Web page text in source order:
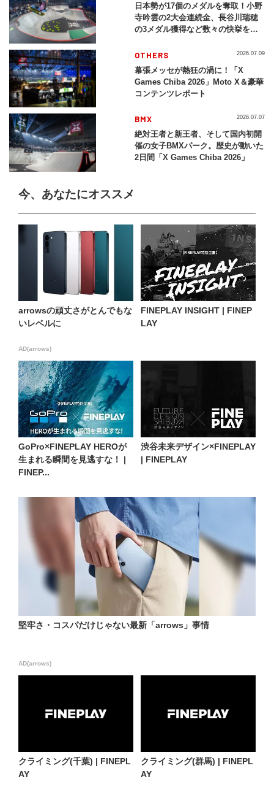
日本勢が17個のメダルを奪取！小野
寺吟雲の2大会連続金、長谷川瑞穂
の3メダル獲得など数々の快挙をプ
2026」
OTHERS
幕張メッセが熱狂の渦に！「X
Games Chiba 2026」Moto X＆豪華
コンテンツレポート
2026.07.09
BMX
絶対王者と新王者、そして国内初開
催の女子BMXパーク。歴史が動いた
2日間「X Games Chiba 2026」
2026.07.07
今、あなたにオススメ
arrowsの頑丈さがとんでもな
いレベルに
AD(arrows)
FINEPLAY INSIGHT | FINEP
LAY
GoPro×FINEPLAY HEROが
生まれる瞬間を見逃すな！ |
FINEP...
渋谷未来デザイン×FINEPLAY
| FINEPLAY
堅牢さ・コスパだけじゃない最新「arrows」事情
AD(arrows)
クライミング(千葉) | FINEPL
AY
クライミング(群馬) | FINEPL
AY